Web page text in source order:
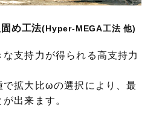
め工法(Hyper-MEGA工法 他)
支持力が得られる高支持力
で拡大比ωの選択により、最
出来ます。